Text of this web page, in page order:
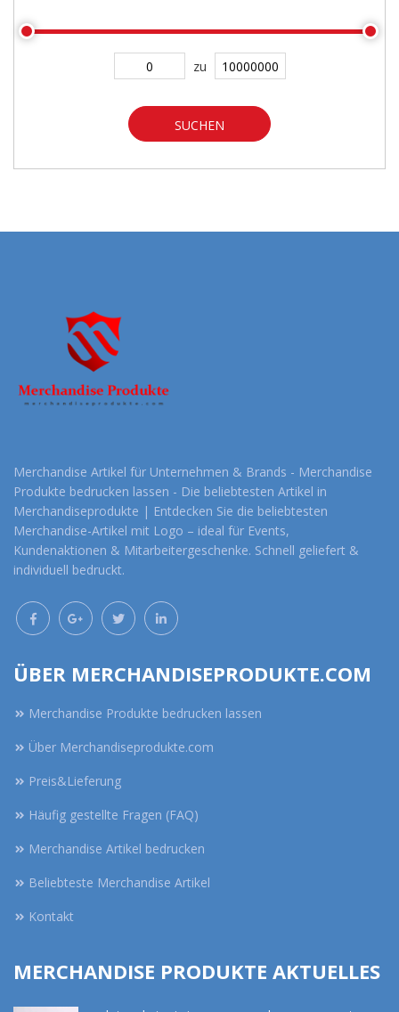
zu
SUCHEN
Merchandise Artikel für Unternehmen & Brands - Merchandise
Produkte bedrucken lassen - Die beliebtesten Artikel in
Merchandiseprodukte | Entdecken Sie die beliebtesten
Merchandise-Artikel mit Logo – ideal für Events,
Kundenaktionen & Mitarbeitergeschenke. Schnell geliefert &
individuell bedruckt.
ÜBER MERCHANDISEPRODUKTE.COM
Merchandise Produkte bedrucken lassen
Über Merchandiseprodukte.com
Preis&Lieferung
Häufig gestellte Fragen (FAQ)
Merchandise Artikel bedrucken
Beliebteste Merchandise Artikel
Kontakt
MERCHANDISE PRODUKTE AKTUELLES